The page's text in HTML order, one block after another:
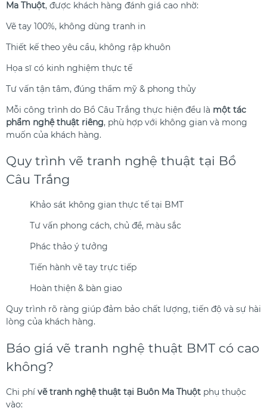
Ma Thuột, được khách hàng đánh giá cao nhờ:
Vẽ tay 100%, không dùng tranh in
Thiết kế theo yêu cầu, không rập khuôn
Họa sĩ có kinh nghiệm thực tế
Tư vấn tận tâm, đúng thẩm mỹ & phong thủy
Mỗi công trình do Bồ Câu Trắng thực hiện đều là một tác
phẩm nghệ thuật riêng, phù hợp với không gian và mong
muốn của khách hàng.
Quy trình vẽ tranh nghệ thuật tại Bồ
Câu Trắng
Khảo sát không gian thực tế tại BMT
Tư vấn phong cách, chủ đề, màu sắc
Phác thảo ý tưởng
Tiến hành vẽ tay trực tiếp
Hoàn thiện & bàn giao
Quy trình rõ ràng giúp đảm bảo chất lượng, tiến độ và sự hài
lòng của khách hàng.
Báo giá vẽ tranh nghệ thuật BMT có cao
không?
Chi phí vẽ tranh nghệ thuật tại Buôn Ma Thuột phụ thuộc
vào: